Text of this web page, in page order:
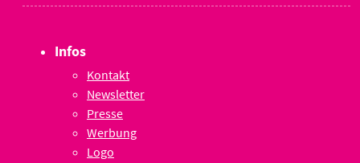
Infos
Kontakt
Newsletter
Presse
Werbung
Logo